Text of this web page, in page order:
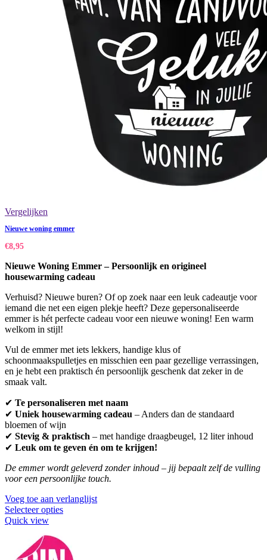
Vergelijken
Nieuwe woning emmer
€8,95
Nieuwe Woning Emmer – Persoonlijk en origineel
housewarming cadeau
Verhuisd? Nieuwe buren? Of op zoek naar een leuk cadeautje voor
iemand die net een eigen plekje heeft? Deze gepersonaliseerde
emmer is hét perfecte cadeau voor een nieuwe woning! Een warm
welkom in stijl!
Vul de emmer met iets lekkers, handige klus of
schoonmaakspulletjes en misschien een paar gezellige verrassingen,
en je hebt een praktisch én persoonlijk geschenk dat zeker in de
smaak valt.
✔ Te personaliseren met naam
✔ Uniek housewarming cadeau – Anders dan de standaard
bloemen of wijn
✔ Stevig & praktisch – met handige draagbeugel, 12 liter inhoud
✔ Leuk om te geven én om te krijgen!
De emmer wordt geleverd zonder inhoud – jij bepaalt zelf de vulling
voor een persoonlijke touch.
Voeg toe aan verlanglijst
Selecteer opties
Quick view